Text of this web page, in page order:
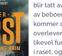
blir tatt
av
kommer
likevel
i raset,